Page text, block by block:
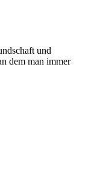
und
dem man immer